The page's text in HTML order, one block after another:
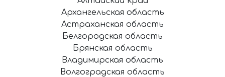
Архангельская область
Астраханская область
Белгородская область
Брянская область
Владимирская область
Волгоградская область